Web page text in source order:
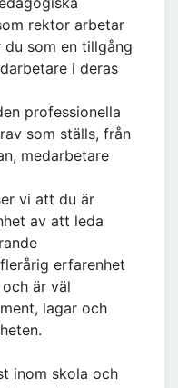
rektor arbetar
som en tillgång
i deras
professionella
som ställs, från
medarbetare
vi att du är
av att leda
erfarenhet
är väl
lagar och
inom skola och